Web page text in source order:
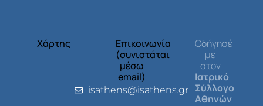
Χάρτης
Επικοινωνία
(συνιστάται
μέσω
email)
isathens@isathens.gr
Οδήγησέ
με
στον
Ιατρικό
Σύλλογο
Αθηνών